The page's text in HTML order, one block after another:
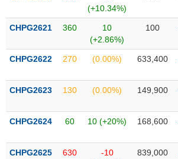
Tài
Tâm
thị
trường
(+10.34%)
CHPG2621 360
10
(+2.86%)
100
CHPG2622 270 (0.00%) 633,400
CHPG2623 130 (0.00%) 149,900
CHPG2624 60 10 (+20%) 168,600
CHPG2625 630
-10
839,000
CÔNG
DÙNG
THIẾT
YẾU